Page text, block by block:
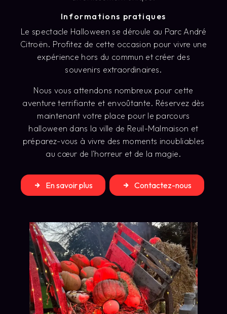
Informations pratiques
Le spectacle Halloween se déroule au Parc André
Citroën. Profitez de cette occasion pour vivre une
expérience hors du commun et créer des
souvenirs extraordinaires.
Nous vous attendons nombreux pour cette
aventure terrifiante et envoûtante. Réservez dès
maintenant votre place pour le parcours
halloween dans la ville de Reuil-Malmaison et
préparez-vous à vivre des moments inoubliables
au cœur de l'horreur et de la magie.
En savoir plus Contactez-nous